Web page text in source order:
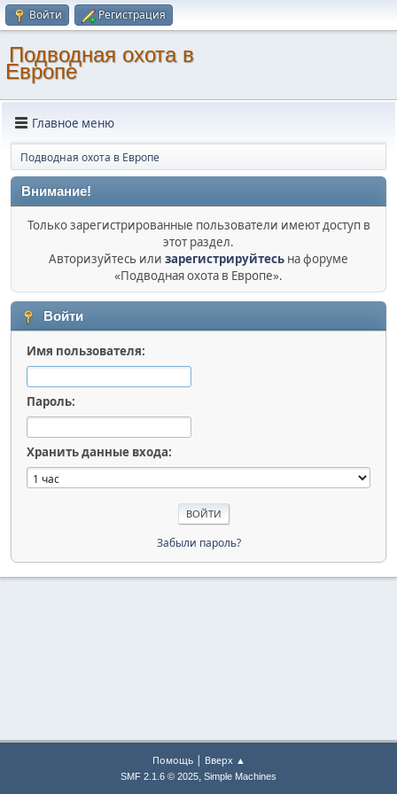
Войти Регистрация
Подводная охота в
Европе
Главное меню
Подводная охота в Европе
Внимание!
Только зарегистрированные пользователи имеют доступ в
этот раздел.
Авторизуйтесь или зарегистрируйтесь на форуме
«Подводная охота в Европе».
Войти
Имя пользователя:
Пароль:
Хранить данные входа:
Забыли пароль?
Помощь| Вверх ▲
SMF 2.1.6 © 2025, Simple Machines